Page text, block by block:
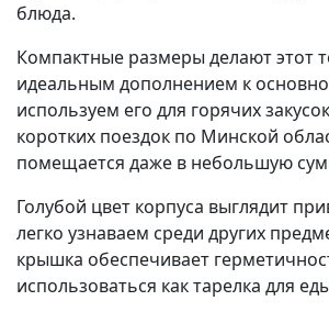
блюда.
Компактные размеры делают этот
идеальным дополнением к
используем его для горячих
коротких поездок по Минской
помещается даже в небольшую
Голубой цвет корпуса выглядит
легко узнаваем среди других
крышка обеспечивает
использоваться как тарелка для